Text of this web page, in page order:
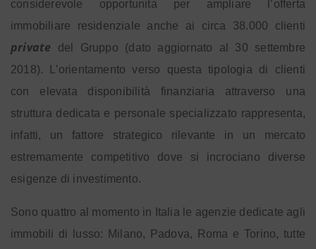
considerevole opportunità per ampliare l’offerta
immobiliare residenziale anche ai circa 38.000 clienti
private del Gruppo (dato aggiornato al 30 settembre
2018). L’orientamento verso questa tipologia di clienti
con elevata disponibilità finanziaria attraverso una
struttura dedicata e personale specializzato rappresenta,
infatti, un fattore strategico rilevante in un mercato
estremamente competitivo dove si incrociano diverse
esigenze di investimento.
Sono quattro al momento in Italia le agenzie dedicate agli
immobili di lusso: Milano, Padova, Roma e Torino, tutte